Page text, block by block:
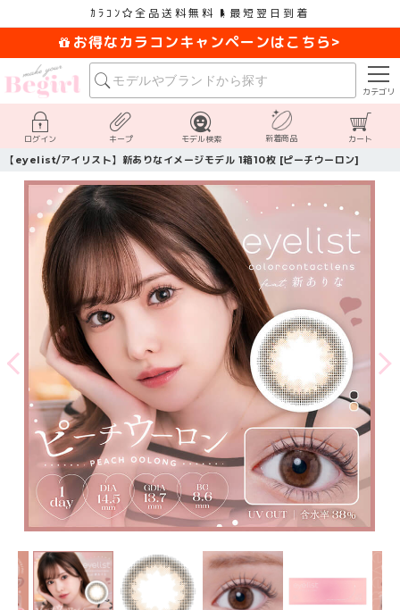
ｶﾗｺﾝ 全品送料無料 最短翌日到着
お得なカラコンキャンペーンはこちら>
カテゴリ
ログイン キープ モデル検索 新着商品 カート
【eyelist/アイリスト】新ありなイメージモデル 1箱10枚 [ピーチウーロン]